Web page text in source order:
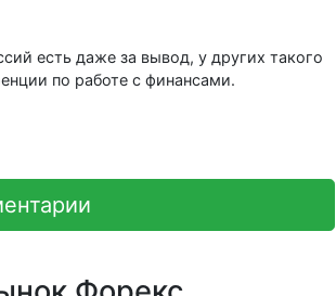
есть даже за вывод, у других такого
по работе с финансами.